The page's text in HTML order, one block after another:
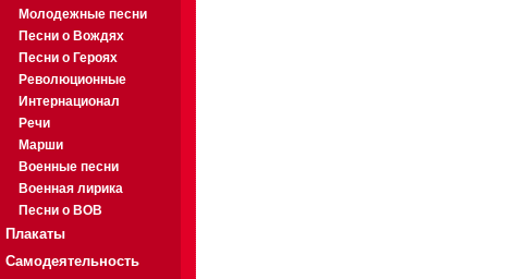
Молодежные песни
Песни о Вождях
Песни о Героях
Революционные
Интернационал
Речи
Марши
Военные песни
Военная лирика
Песни о ВОВ
Плакаты
Самодеятельность